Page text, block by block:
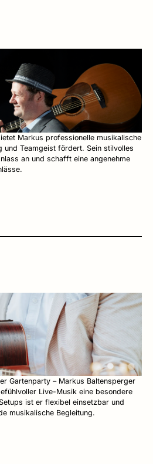
Markus professionelle musikalische
und Teamgeist fördert. Sein stilvolles
an und schafft eine angenehme
Gartenparty – Markus Baltensperger
Live-Musik eine besondere
ist er flexibel einsetzbar und
musikalische Begleitung.